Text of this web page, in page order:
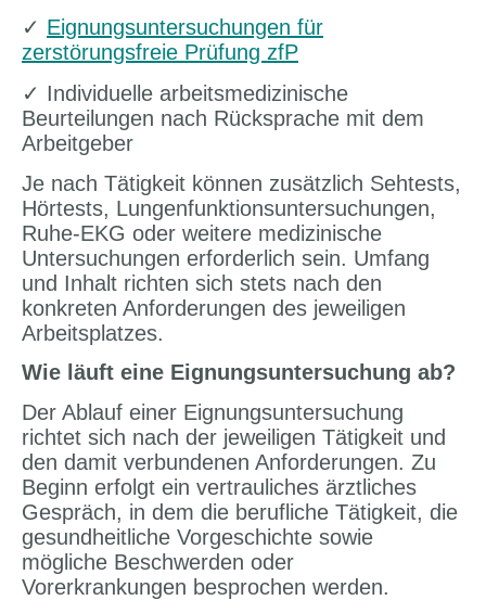
✓ Eignungsuntersuchungen für
zerstörungsfreie Prüfung zfP
✓ Individuelle arbeitsmedizinische
Beurteilungen nach Rücksprache mit dem
Arbeitgeber
Je nach Tätigkeit können zusätzlich Sehtests,
Hörtests, Lungenfunktionsuntersuchungen,
Ruhe-EKG oder weitere medizinische
Untersuchungen erforderlich sein. Umfang
und Inhalt richten sich stets nach den
konkreten Anforderungen des jeweiligen
Arbeitsplatzes.
Wie läuft eine Eignungsuntersuchung ab?
Der Ablauf einer Eignungsuntersuchung
richtet sich nach der jeweiligen Tätigkeit und
den damit verbundenen Anforderungen. Zu
Beginn erfolgt ein vertrauliches ärztliches
Gespräch, in dem die berufliche Tätigkeit, die
gesundheitliche Vorgeschichte sowie
mögliche Beschwerden oder
Vorerkrankungen besprochen werden.